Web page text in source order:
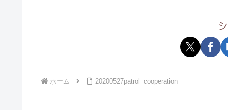
ホーム 20200527patrol_cooperation